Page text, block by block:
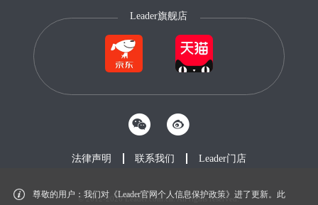
尊敬的用户：我们对《Leader官网个人信息保护政策》进了更新。此
Leader旗舰店
法律声明 联系我们 Leader门店
© 2012-2026 Leader.com.cn. All rights reserved.